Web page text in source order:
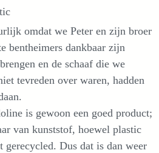
omdat we Peter en zijn broer
bentheimers dankbaar zijn
en de schaaf die we
tevreden over waren, hadden
is gewoon een goed product;
van kunststof, hoewel plastic
Dus dat is dan weer